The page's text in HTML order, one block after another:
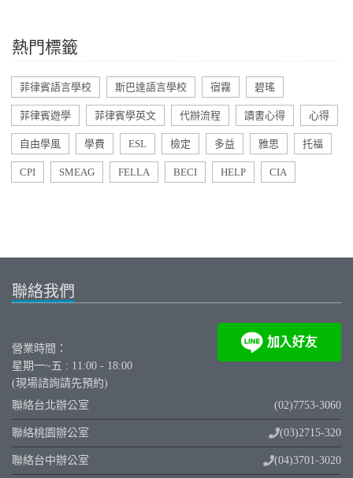
熱門標籤
菲律賓語言學校 斯巴達語言學校 宿霧 碧瑤
菲律賓遊學 菲律賓學英文 代辦流程 讀書心得 心得
自由學風 學費 ESL 檢定 多益 雅思 托福
CPI SMEAG FELLA BECI HELP CIA
聯絡我們
營業時間：
星期一~五 : 11:00 - 18:00
(現場諮詢請先預約)
聯絡台北辦公室
(02)7753-3060
聯絡桃園辦公室 (03)2715-320
聯絡台中辦公室 (04)3701-3020